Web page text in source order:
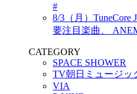
#
8/3（月）TuneCore
要注目楽曲、
CATEGORY
SPACE SHOWER
TV朝日ミュージッ
VIA